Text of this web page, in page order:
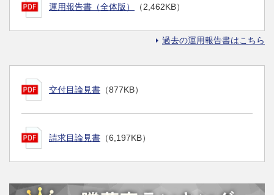
運用報告書（全体版） （2,462KB）
過去の運用報告書はこちら
交付目論見書 （877KB）
請求目論見書 （6,197KB）